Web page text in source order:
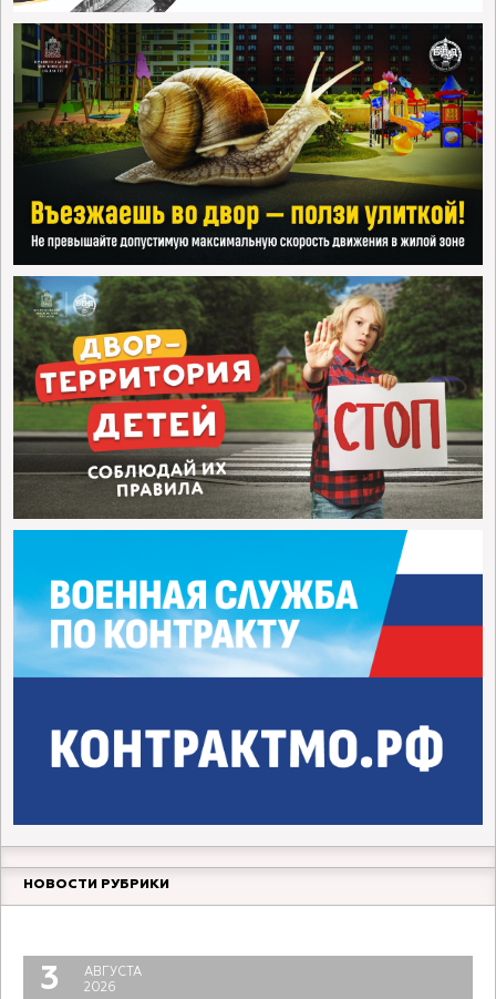
НОВОСТИ РУБРИКИ
6
Прямой разговор. Молодой педагог
3
АВГУСТА
2026